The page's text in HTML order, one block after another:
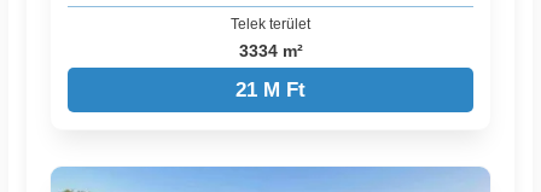
Telek terület
3334 m²
21 M Ft